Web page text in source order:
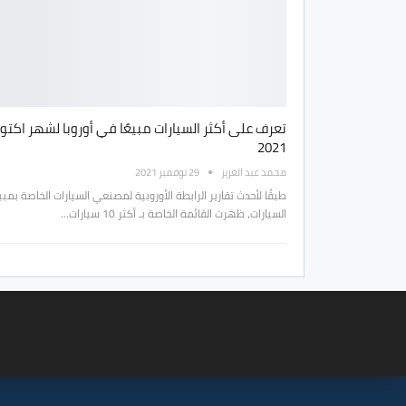
تعرف على أكثر السيارات مبيعًا في أوروبا لشهر
2021
محمد عبد العزيز 29 نوفمبر 2021
طبقًا لأحدث تقارير الرابطة الأوروبية لمصنعي السيارات الخاصة
السيارات، ظهرت القائمة الخاصة بـ أكثر 10 سيارات…